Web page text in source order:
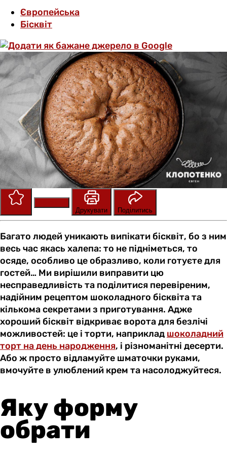
Європейська
Бісквіт
Друкувати
Поділитись
Багато людей уникають випікати бісквіт, бо з ним
весь час якась халепа: то не підніметься, то
осяде, особливо це образливо, коли готуєте для
гостей… Ми вирішили виправити цю
несправедливість та поділитися перевіреним,
надійним рецептом шоколадного бісквіта та
кількома секретами з приготування. Адже
хороший бісквіт відкриває ворота для безлічі
можливостей: це і торти, наприклад шоколадний
торт на день народження, і різноманітні десерти.
Або ж просто відламуйте шматочки руками,
вмочуйте в улюблений крем та насолоджуйтеся.
Яку форму
обрати